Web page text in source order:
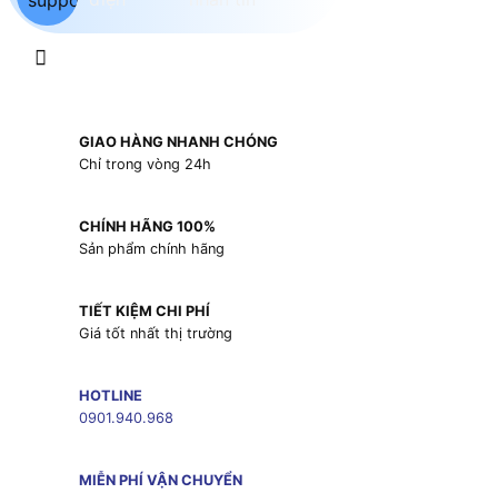
GIAO HÀNG NHANH CHÓNG
Chỉ trong vòng 24h
CHÍNH HÃNG 100%
Sản phẩm chính hãng
TIẾT KIỆM CHI PHÍ
Giá tốt nhất thị trường
HOTLINE
0901.940.968
MIỄN PHÍ VẬN CHUYỂN